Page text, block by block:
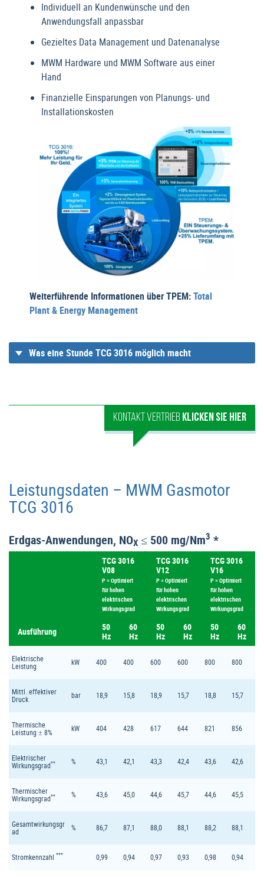
Individuell an Kundenwünsche und den
Anwendungsfall anpassbar
Gezieltes Data Management und Datenanalyse
MWM Hardware und MWM Software aus einer
Hand
Finanzielle Einsparungen von Planungs- und
Installationskosten
Weiterführende Informationen über TPEM:Total
Plant & Energy Management
Was eine Stunde TCG 3016 möglich macht
KONTAKT VERTRIEB KLICKEN SIE HIER
Leistungsdaten – MWM Gasmotor
TCG 3016
Erdgas-Anwendungen, NOX ≤ 500 mg/Nm3 *
TCG 3016
V08
P = Optimiert
für hohen
elektrischen
Wirkungsgrad
TCG 3016
V12
P = Optimiert
für hohen
elektrischen
Wirkungsgrad
TCG 3016
V16
P = Optimiert
für hohen
elektrischen
Wirkungsgrad
Ausführung
50
Hz
60
Hz
50
Hz
60
Hz
50
Hz
60
Hz
Elektrische
Leistung
kW 400 400 600 600 800 800
Mittl. effektiver
Druck
bar 18,9 15,8 18,9 15,7 18,8 15,7
Thermische
Leistung ± 8%
kW 404 428 617 644 821 856
Elektrischer
Wirkungsgrad** % 43,1 42,1 43,3 42,4 43,6 42,6
Thermischer
Wirkungsgrad** % 43,6 45,0 44,6 45,7 44,6 45,5
Gesamtwirkungsgr
ad
% 86,7 87,1 88,0 88,1 88,2 88,1
Stromkennzahl *** 0,99 0,94 0,97 0,93 0,98 0,94